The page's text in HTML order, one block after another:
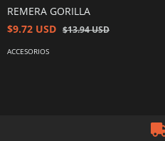
REMERA GORILLA
$9.72 USD $13.94 USD
ACCESORIOS